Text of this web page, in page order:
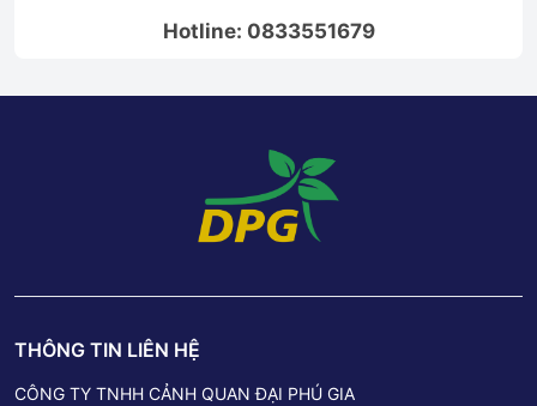
Hotline: 0833551679
THÔNG TIN LIÊN HỆ
CÔNG TY TNHH CẢNH QUAN ĐẠI PHÚ GIA